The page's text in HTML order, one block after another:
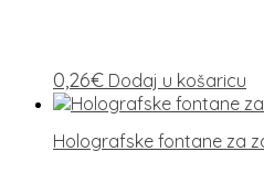
0,26€ Dodaj u košaricu
Holografske fontane za